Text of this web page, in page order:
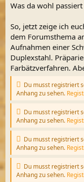
Was da wohl
So, jetzt zeige ich
dem Forumsthema
Aufnahmen einer
Duplexstahl.
Farbätzverfahren.
Du musst registriert
Anhang zu sehen.
Du musst registriert
Anhang zu sehen.
Du musst registriert
Anhang zu sehen.
Du musst registriert
Anhang zu sehen.